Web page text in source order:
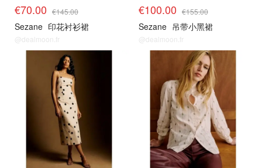
€70.00 €145.00
Sezane 印花衬衫裙
@dealmoon.fr
€100.00 €155.00
Sezane 吊带小黑裙
@dealmoon.fr